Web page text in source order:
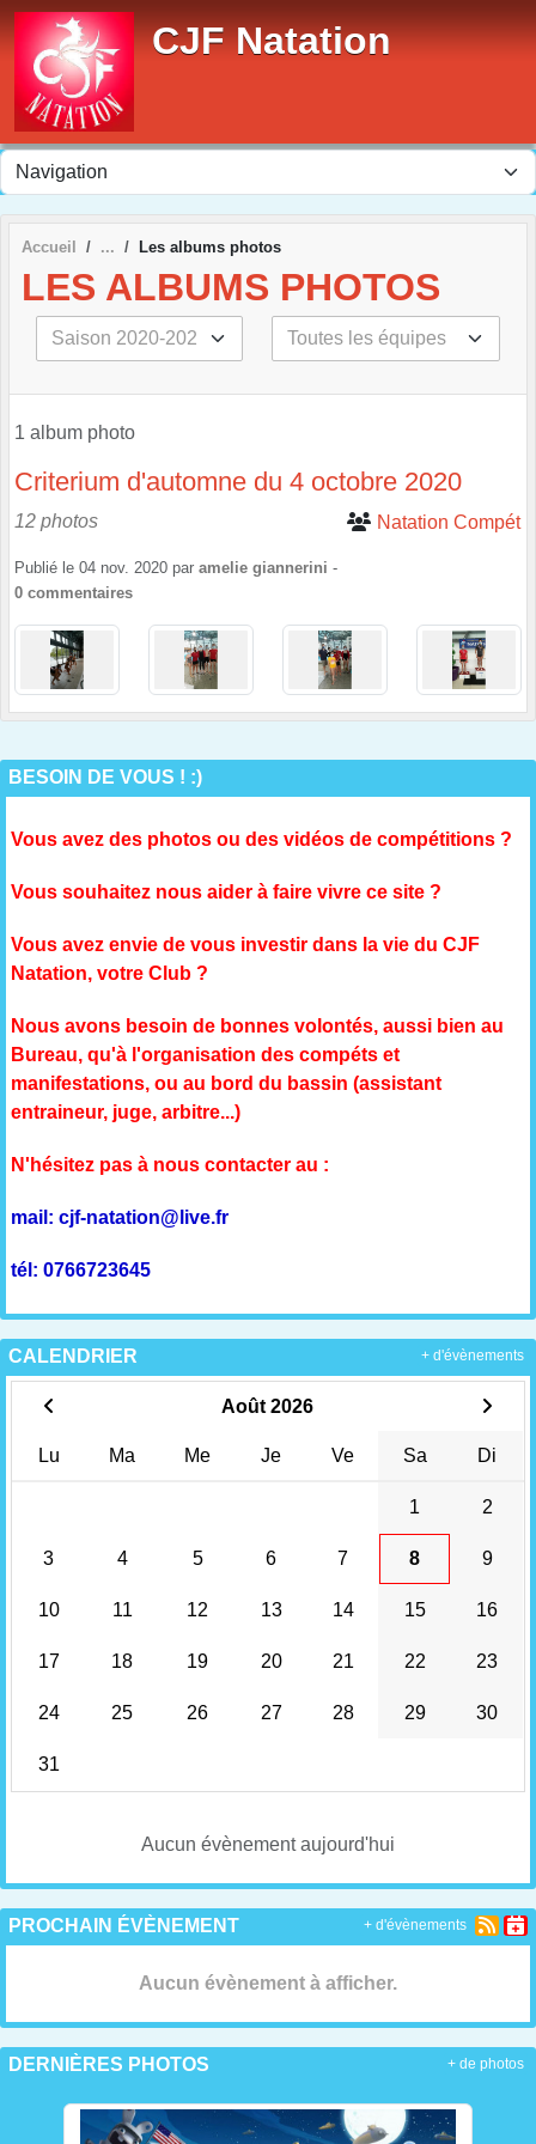
CJF Natation
Accueil Les albums photos
LES ALBUMS PHOTOS
1 album photo
Criterium d'automne du 4 octobre 2020
12 photos Natation Compét
Publié le 04 nov. 2020 par amelie giannerini -
0 commentaires
BESOIN DE VOUS ! :)
Vous avez des photos ou des vidéos de compétitions ?
Vous souhaitez nous aider à faire vivre ce site ?
Vous avez envie de vous investir dans la vie du CJF
Natation, votre Club ?
Nous avons besoin de bonnes volontés, aussi bien au
Bureau, qu'à l'organisation des compéts et
manifestations, ou au bord du bassin (assistant
entraineur, juge, arbitre...)
N'hésitez pas à nous contacter au :
mail: cjf-natation@live.fr
tél: 0766723645
CALENDRIER
Août 2026
Lu Ma Me Je Ve Sa Di
1 2
3 4 5 6 7 8 9
10 11 12 13 14 15 16
17 18 19 20 21 22 23
24 25 26 27 28 29 30
31
Aucun évènement aujourd'hui
+ d'évènements
PROCHAIN ÉVÈNEMENT
Aucun évènement à afficher.
+ d'évènements
DERNIÈRES PHOTOS + de photos
Panneau de gestion des cookies